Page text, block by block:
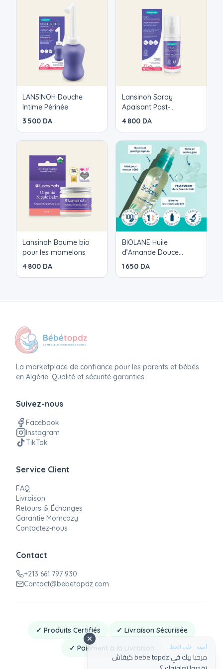
أمينة · على الخط
مرحبا بيك في bebe topdz كيفاش
LANSINOH Douche
Intime Périnée
3 500 DA
Lansinoh Spray
Apaisant Post-
Naissance BIO
4 800 DA
Lansinoh Baume bio
pour les mamelons
4 800 DA
BIOLANE Huile
d’Amande Douce
Massage Bébé
1 650 DA
La marketplace de confiance pour les parents et bébés
en Algérie. Qualité et sécurité garanties.
Suivez-nous
Facebook
Instagram
TikTok
Service Client
FAQ
Livraison
Retours & Échanges
Garantie Momcozy
Contactez-nous
Contact
+213 661 797 930
Contact@bebetopdz.com
✓ Produits Certifiés
✓ Livraison Sécurisée
✓ Paiement à la Livraison